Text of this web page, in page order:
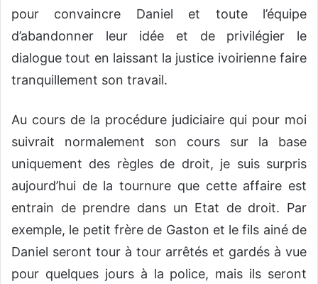
pour convaincre Daniel et toute l’équipe
d’abandonner leur idée et de privilégier le
dialogue tout en laissant la justice ivoirienne faire
tranquillement son travail.
Au cours de la procédure judiciaire qui pour moi
suivrait normalement son cours sur la base
uniquement des règles de droit, je suis surpris
aujourd’hui de la tournure que cette affaire est
entrain de prendre dans un Etat de droit. Par
exemple, le petit frère de Gaston et le fils ainé de
Daniel seront tour à tour arrêtés et gardés à vue
pour quelques jours à la police, mais ils seront